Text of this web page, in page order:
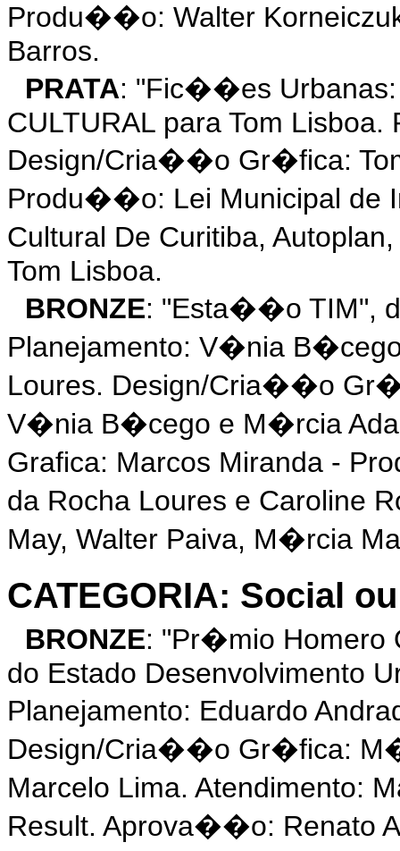
Produ��o: Walter
Barros.
PRATA: "Fic��es Urbanas:
CULTURAL para Tom
Design/Cria��o Gr�fica:
Produ��o: Lei Municipal de
Cultural De Curitiba,
Tom Lisboa.
BRONZE: "Esta��o TIM",
Planejamento: V�nia
Loures. Design/Cria��o
V�nia B�cego e M�rcia
Grafica: Marcos Miranda -
da Rocha Loures e Caroline
May, Walter Paiva, M�rcia
CATEGORIA: Social
BRONZE: "Pr�mio Homero
do Estado Desenvolvimento
Planejamento: Eduardo
Design/Cria��o Gr�fica:
Marcelo Lima. Atendimento:
Result. Aprova��o: Renato